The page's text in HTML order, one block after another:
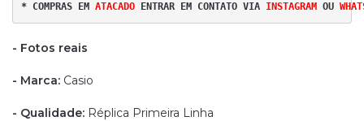
* COMPRAS EM ATACADO ENTRAR EM CONTATO VIA INSTAGRAM OU
- Fotos reais
- Marca: Casio
- Qualidade: Réplica Primeira Linha